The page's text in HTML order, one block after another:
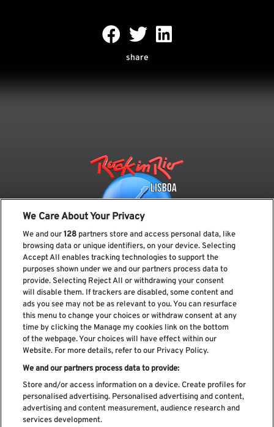
share
Subscreve a nossa newsletter
Li e aceito os Política de privacidade
Livro de Reclamações
Livro de Elogios
We Care About Your Privacy
We and our128 partners store and access personal data, like
browsing data or unique identifiers, on your device. Selecting
Accept All enables tracking technologies to support the
purposes shown under we and our partners process data to
provide. Selecting Reject All or withdrawing your consent
will disable them. If trackers are disabled, some content and
ads you see may not be as relevant to you. You can resurface
this menu to change your choices or withdraw consent at any
time by clicking the Manage my cookies link on the bottom
of the webpage. Your choices will have effect within our
Website. For more details, refer to our Privacy Policy.
We and our partners process data to provide:
Store and/or access information on a device. Create profiles for
personalised advertising. Personalised advertising and content,
advertising and content measurement, audience research and
services development.